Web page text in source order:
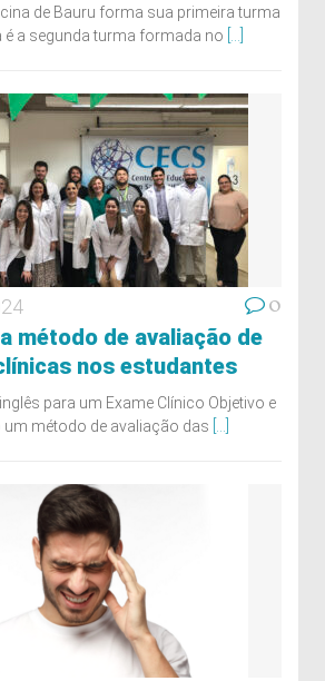
de Bauru forma sua primeira turma
é a segunda turma formada no
0
método de avaliação de
nos estudantes
para um Exame Clínico Objetivo e
método de avaliação das